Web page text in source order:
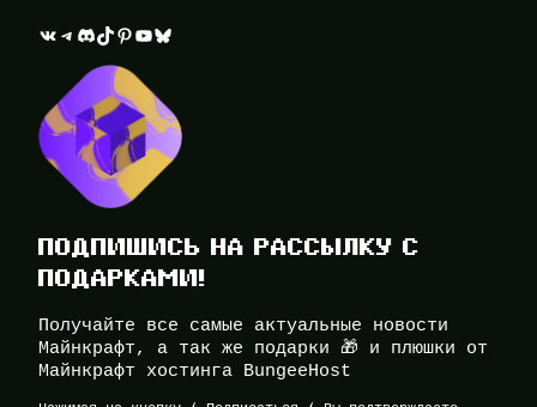
ВКонтакте Telegram Discord TikTok Pinterest YouTube Bluesky
ПОДПИШИСЬ НА РАССЫЛКУ С
ПОДАРКАМИ!
Получайте все самые актуальные новости
Майнкрафт, а так же подарки 🎁 и плюшки от
Майнкрафт хостинга BungeeHost